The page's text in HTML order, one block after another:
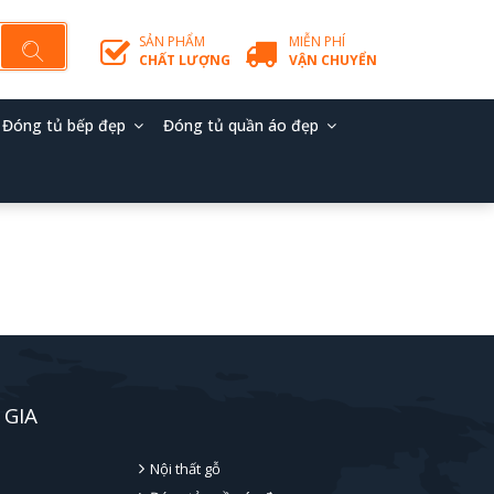
SẢN PHẨM
CHẤT LƯỢNG
MIỄN PHÍ
VẬN CHUYỂN
Đóng tủ bếp đẹp Đóng tủ quần áo đẹp
Nội thất gỗ